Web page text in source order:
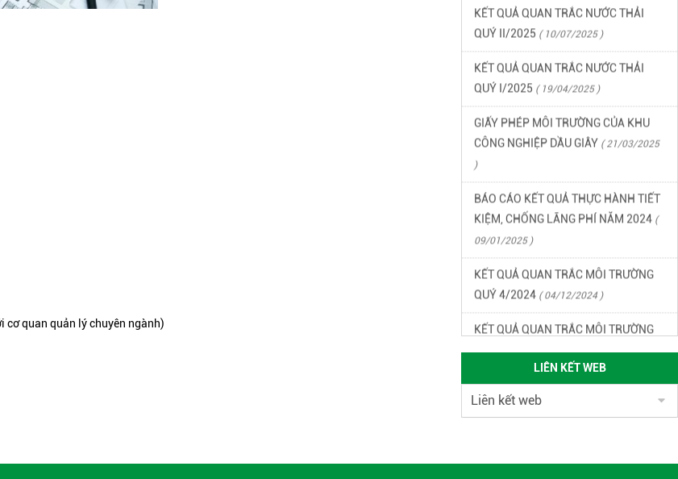
cơ quan quản lý chuyên ngành)
KẾT QUẢ QUAN TRẮC NƯỚC THẢI
QUÝ II/2025 ( 10/07/2025 )
KẾT QUẢ QUAN TRẮC NƯỚC THẢI
QUÝ I/2025 ( 19/04/2025 )
GIẤY PHÉP MÔI TRƯỜNG CỦA KHU
CÔNG NGHIỆP DẦU GIÂY ( 21/03/2025
)
BÁO CÁO KẾT QUẢ THỰC HÀNH TIẾT
KIỆM, CHỐNG LÃNG PHÍ NĂM 2024 (
09/01/2025 )
KẾT QUẢ QUAN TRẮC MÔI TRƯỜNG
QUÝ 4/2024 ( 04/12/2024 )
KẾT QUẢ QUAN TRẮC MÔI TRƯỜNG
QUÝ 2/2024 ( 17/06/2024 )
LIÊN KẾT WEB